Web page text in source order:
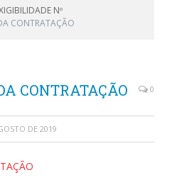
Nº
CONTRATAÇÃO
CONTRATAÇÃO 0
DE 2019